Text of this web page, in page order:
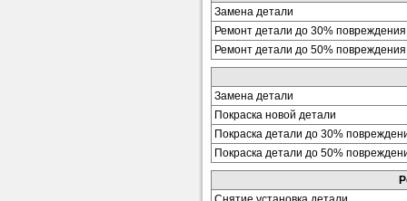
Замена детали
Ремонт детали до 30% повреждения
Ремонт детали до 50% повреждения
Замена детали
Покраска новой детали
Покраска детали до 30%
Покраска детали до 50%